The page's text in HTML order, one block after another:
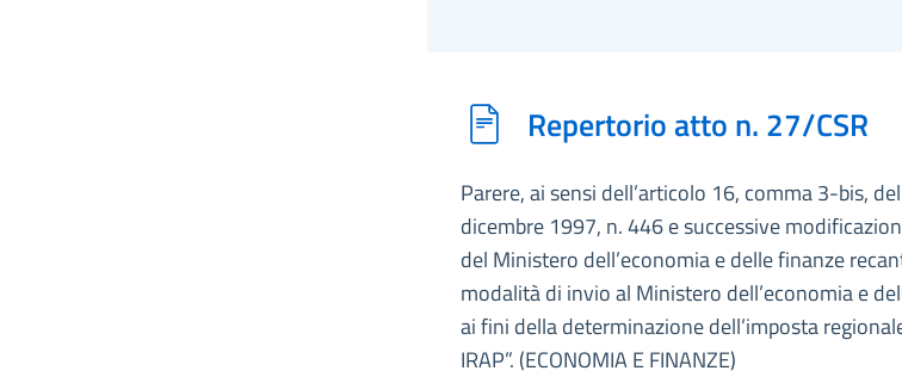
Repertorio atto n. 27/CSR
Parere, ai sensi dell’articolo 16, comma 3-bis,
dicembre 1997, n. 446 e successive
del Ministero dell’economia e delle finanze
modalità di invio al Ministero dell’economia e
ai fini della determinazione dell’imposta
IRAP”. (ECONOMIA E FINANZE)